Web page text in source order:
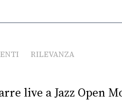
RILEVANZA
live a Jazz Open